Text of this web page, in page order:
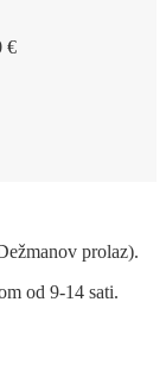
€
prolaz).
od 9-14 sati.